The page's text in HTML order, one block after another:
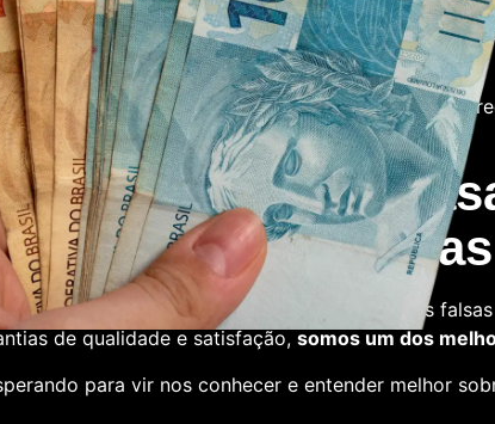
suporte ao cliente. Contamos com uma
de compra, a qualidade das notas ou a
conosco: La
de notas
Fakes é o melhor lugar para comprar notas
de qualidade e satisfação, somos um dos
para vir nos conhecer e entender melhor